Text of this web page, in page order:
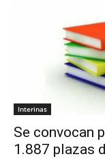
Interinas
Se convocan
1.887 plazas